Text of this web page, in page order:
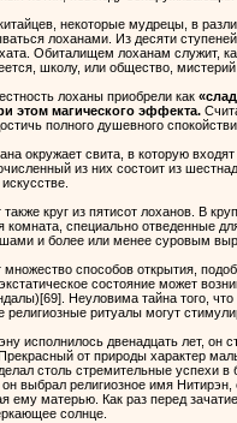
некоторые мудрецы, в
лоханами. Из десяти
Обиталищем лоханам служит,
школу, или общество,
лоханы приобрели как
этом магического эффекта.
полного душевного
окружает свита, в которую
из них состоит из
круг из пятисот лоханов. В
комната, специально отведенные
и более или менее суровым
способов открытия,
состояние может
Неуловима тайна того,
религиозные ритуалы могут
исполнилось двенадцать лет, он
от природы характер
столь стремительные успехи
выбрал религиозное имя
ему матерью. Как раз перед
солнце.